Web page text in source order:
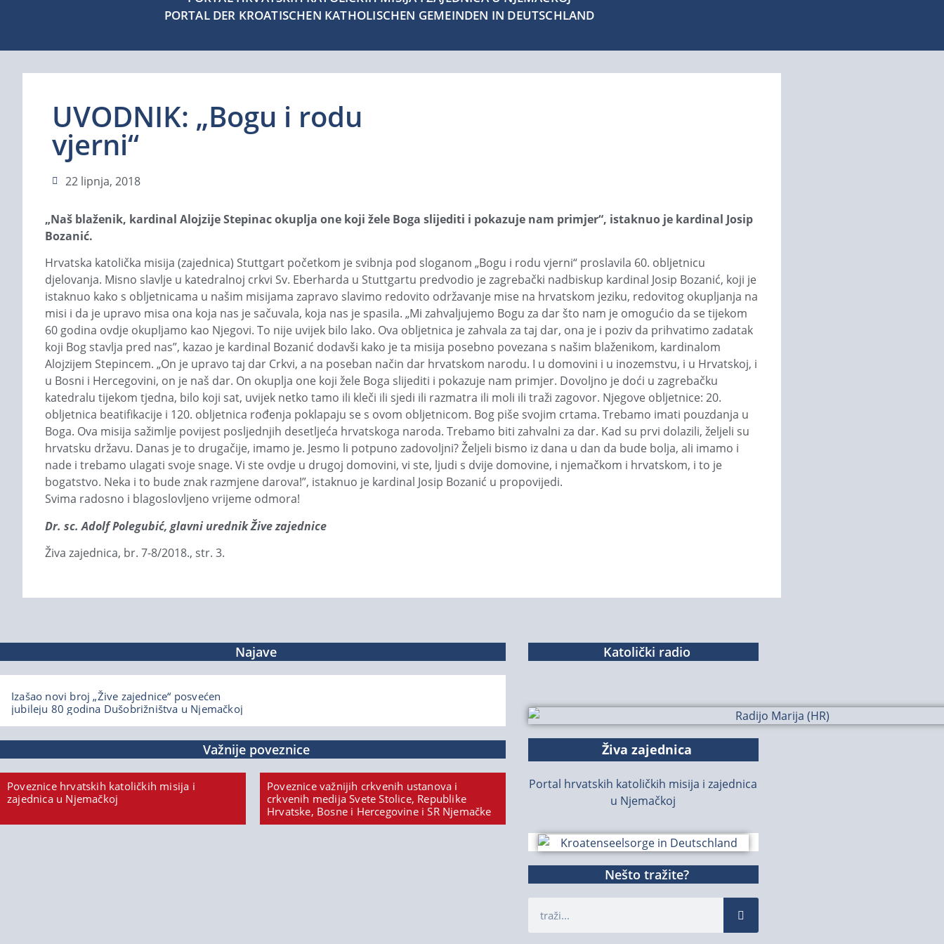
PORTAL DER KROATISCHEN KATHOLISCHEN GEMEINDEN IN DEUTSCHLAND
UVODNIK: „Bogu i rodu
vjerni“
22 lipnja, 2018
„Naš blaženik, kardinal Alojzije Stepinac okuplja one koji žele Boga slijediti i pokazuje nam primjer“, istaknuo je kardinal Josip
Bozanić.
Hrvatska katolička misija (zajednica) Stuttgart početkom je svibnja pod sloganom „Bogu i rodu vjerni“ proslavila 60. obljetnicu
djelovanja. Misno slavlje u katedralnoj crkvi Sv. Eberharda u Stuttgartu predvodio je zagrebački nadbiskup kardinal Josip Bozanić, koji je
istaknuo kako s obljetnicama u našim misijama zapravo slavimo redovito održavanje mise na hrvatskom jeziku, redovitog okupljanja na
misi i da je upravo misa ona koja nas je sačuvala, koja nas je spasila. „Mi zahva­ljujemo Bogu za dar što nam je omogućio da se tijekom
60 godina ovdje okupljamo kao Njegovi. To nije uvijek bilo lako. Ova obljetnica je zahvala za taj dar, ona je i poziv da prihvatimo zadatak
koji Bog stavlja pred nas”, kazao je kardinal Boza­nić dodavši kako je ta misija posebno povezana s našim blaženikom, kardinalom
Alojzijem Stepincem. „On je upravo taj dar Crkvi, a na poseban način dar hrvatskom narodu. I u domovini i u inozemstvu, i u Hrvatskoj, i
u Bosni i Hercegovini, on je naš dar. On okuplja one koji žele Boga slijediti i pokazuje nam primjer. Dovoljno je doći u zagrebačku
katedralu tijekom tjedna, bilo koji sat, uvijek netko tamo ili kleči ili sjedi ili razmatra ili moli ili traži zagovor. Njegove obljetnice: 20.
obljetnica beatifikacije i 120. obljetnica rođenja poklapaju se s ovom obljetnicom. Bog piše svojim crtama. Trebamo imati pouzdanja u
Boga. Ova misija sažimlje povijest posljednjih desetljeća hrvat­skoga naroda. Trebamo biti zahvalni za dar. Kad su prvi dolazili, željeli su
hrvatsku državu. Danas je to druga­čije, imamo je. Jesmo li potpuno zadovoljni? Željeli bismo iz dana u dan da bude bolja, ali imamo i
nade i trebamo ulagati svoje snage. Vi ste ovdje u drugoj domovini, vi ste, ljudi s dvije domovine, i njemačkom i hrvat­skom, i to je
bogatstvo. Neka i to bude znak razmjene darova!”, istaknuo je kardinal Josip Bozanić u propovijedi.
Svima radosno i blagoslovljeno vrijeme odmora!
Dr. sc. Adolf Polegubić, glavni urednik Žive zajednice
Živa zajednica, br. 7-8/2018., str. 3.
Najave
Izašao novi broj „Žive zajednice“ posvećen
jubileju 80 godina Dušobrižništva u Njemačkoj
Važnije poveznice
Poveznice hrvatskih katoličkih misija i
zajednica u Njemačkoj
Poveznice važnijih crkvenih ustanova i
crkvenih medija Svete Stolice, Republike
Hrvatske, Bosne i Hercegovine i SR Njemačke
Katolički radio
Živa zajednica
Portal hrvatskih katoličkih misija i zajednica
u Njemačkoj
Nešto tražite?